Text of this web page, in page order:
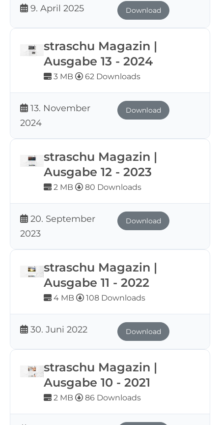
9. April 2025 Download
straschu Magazin |
Ausgabe 13 - 2024
3 MB 62 Downloads
13. November
2024
Download
straschu Magazin |
Ausgabe 12 - 2023
2 MB 80 Downloads
20. September
2023
Download
straschu Magazin |
Ausgabe 11 - 2022
4 MB 108 Downloads
30. Juni 2022 Download
straschu Magazin |
Ausgabe 10 - 2021
2 MB 86 Downloads